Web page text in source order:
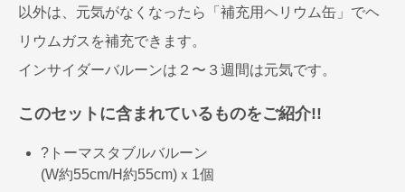
以外は、元気がなくなったら「補充用ヘリウム缶」でヘ
リウムガスを補充できます。
インサイダーバルーンは２〜３週間は元気です。
このセットに含まれているものをご紹介!!
?トーマスタブルバルーン
(W約55cm/H約55cm)ｘ1個